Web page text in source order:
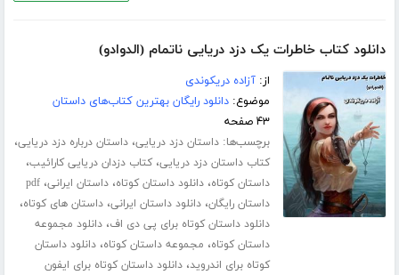
دانلود کتاب خاطرات یک دزد دریایی ناتمام (الدوادو)
از:آزاده دریکوندی
موضوع:دانلود رایگان بهترین کتاب‌های داستان
۴۳ صفحه
برچسب‌ها:داستان دزد دریایی،داستان درباره دزد دریایی،
کتاب داستان دزد دریایی،کتاب دزدان دریایی کارائیب،
داستان کوتاه،دانلود داستان کوتاه،داستان ایرانی،pdf
داستان رایگان،دانلود داستان ایرانی،داستان های کوتاه،
دانلود داستان کوتاه برای پی دی اف،دانلود مجموعه
داستان کوتاه، مجموعه داستان کوتاه،دانلود داستان
کوتاه برای اندروید،دانلود داستان کوتاه برای ایفون